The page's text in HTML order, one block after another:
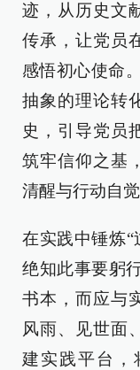
迹，从历史文
传承，让党员
感悟初心使命
抽象的理论转
史，引导党员
筑牢信仰之基
清醒与行动自
在实践中锤炼“
绝知此事要躬
书本，而应与
风雨、见世面
建实践平台，